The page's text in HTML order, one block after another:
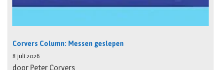
Corvers Column: Messen geslepen
8 juli 2026
door Peter Corvers